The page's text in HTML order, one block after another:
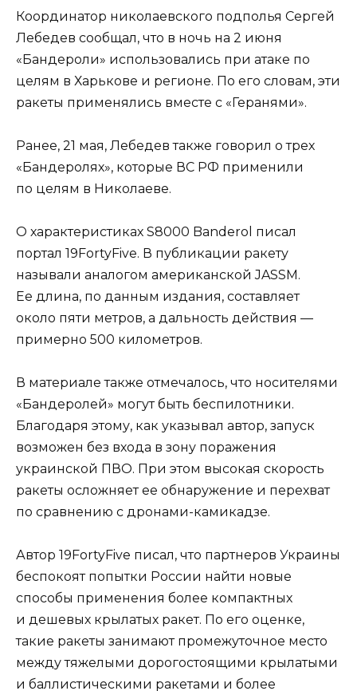
Координатор николаевского подполья Сергей
Лебедев сообщал, что в ночь на 2 июня
«Бандероли» использовались при атаке по
целям в Харькове и регионе. По его словам, эти
ракеты применялись вместе с «Геранями».
Ранее, 21 мая, Лебедев также говорил о трех
«Бандеролях», которые ВС РФ применили
по целям в Николаеве.
О характеристиках S8000 Banderol писал
портал 19FortyFive. В публикации ракету
называли аналогом американской JASSM.
Ее длина, по данным издания, составляет
около пяти метров, а дальность действия —
примерно 500 километров.
В материале также отмечалось, что носителями
«Бандеролей» могут быть беспилотники.
Благодаря этому, как указывал автор, запуск
возможен без входа в зону поражения
украинской ПВО. При этом высокая скорость
ракеты осложняет ее обнаружение и перехват
по сравнению с дронами-камикадзе.
Автор 19FortyFive писал, что партнеров Украины
беспокоят попытки России найти новые
способы применения более компактных
и дешевых крылатых ракет. По его оценке,
такие ракеты занимают промежуточное место
между тяжелыми дорогостоящими крылатыми
и баллистическими ракетами и более